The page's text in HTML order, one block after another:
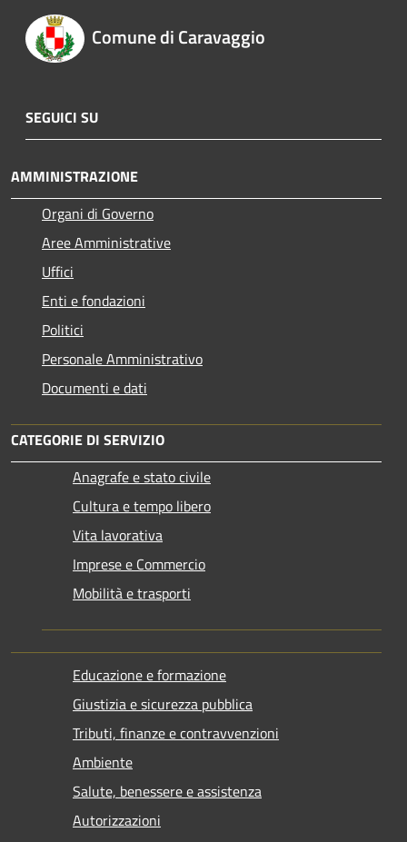
Comune di Caravaggio
SEGUICI SU
AMMINISTRAZIONE
Organi di Governo
Aree Amministrative
Uffici
Enti e fondazioni
Politici
Personale Amministrativo
Documenti e dati
CATEGORIE DI SERVIZIO
Anagrafe e stato civile
Cultura e tempo libero
Vita lavorativa
Imprese e Commercio
Mobilità e trasporti
Educazione e formazione
Giustizia e sicurezza pubblica
Tributi, finanze e contravvenzioni
Ambiente
Salute, benessere e assistenza
Autorizzazioni